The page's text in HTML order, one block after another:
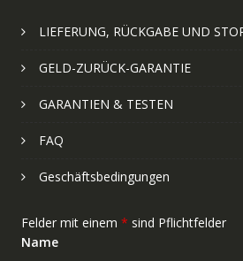
LIEFERUNG, RÜCKGABE UND
GELD-ZURÜCK-GARANTIE
GARANTIEN & TESTEN
FAQ
Geschäftsbedingungen
Felder mit einem * sind Pflichtfelder
Name